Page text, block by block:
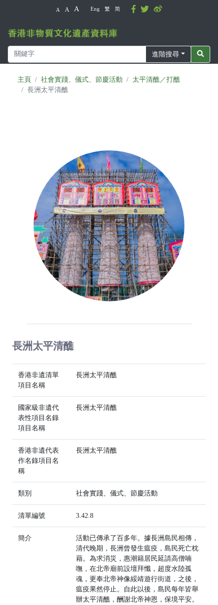
A A A Eng 繁 简
進階搜尋
主頁 社會實踐、儀式、節慶活動
太平清醮／打醮
長洲太平清醮
長洲太平清醮
香港非遺清單
項目名稱
長洲太平清醮
國家級非遺代
表性項目名錄
項目名稱
長洲太平清醮
香港非遺代表
作名錄項目名
稱
長洲太平清醮
類別 社會實踐、儀式、節慶活動
清單編號 3.42.8
簡介
活動已傳承了百多年。據長洲島民相傳，
清代晚期，長洲曾發生瘟疫，島民死亡枕
藉。為求消災，惠潮籍居民延請高僧喃
嘸，在北帝廟前設壇拜懺，超度水陸孤
魂，更奉北帝神像綏靖遊行街道，之後，
瘟疫果然停止。自此以後，島民每年皆舉
辦太平清醮，酬謝北帝神恩，保境平安。